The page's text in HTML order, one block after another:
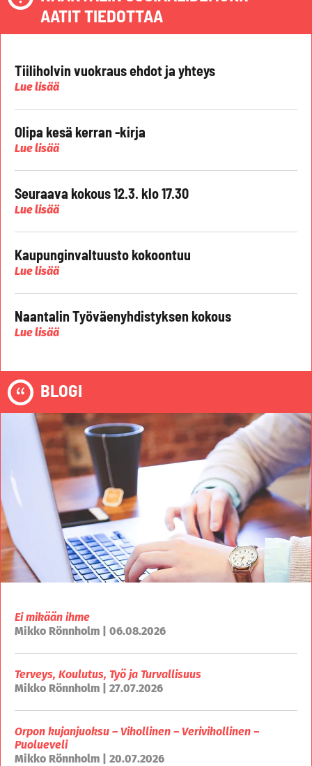
AATIT TIEDOTTAA
Tiiliholvin vuokraus ehdot ja yhteys
Lue lisää
Olipa kesä kerran -kirja
Lue lisää
Seuraava kokous 12.3. klo 17.30
Lue lisää
Kaupunginvaltuusto kokoontuu
Lue lisää
Naantalin Työväenyhdistyksen kokous
Lue lisää
BLOGI
Ei mikään ihme
Mikko Rönnholm | 06.08.2026
Terveys, Koulutus, Työ ja Turvallisuus
Mikko Rönnholm | 27.07.2026
Orpon kujanjuoksu – Vihollinen – Verivihollinen –
Puolueveli
Mikko Rönnholm | 20.07.2026